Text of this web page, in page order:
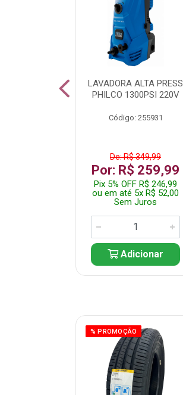
LAVADORA ALTA PRESS
PHILCO 1300PSI 220V
Código: 255931
De: R$ 349,99
Por: R$ 259,99
Pix 5% OFF R$ 246,99
ou em até 5x R$ 52,00
Sem Juros
Adicionar
% PROMOÇÃO